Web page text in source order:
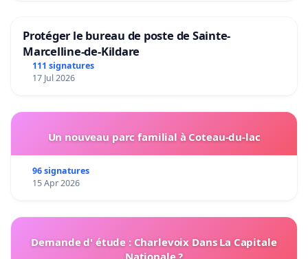
Protéger le bureau de poste de Sainte-
Marcelline-de-Kildare
111 signatures
17 Jul 2026
Un nouveau parc familial à Coteau-du-lac
96 signatures
15 Apr 2026
Demande d' étude : Charlevoix Dans La Capitale
Nationale ?